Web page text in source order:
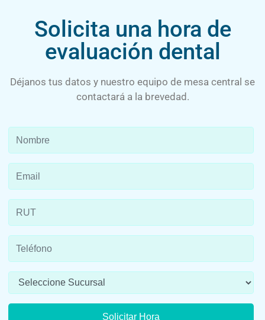
Solicita una hora de
evaluación dental
Déjanos tus datos y nuestro equipo de mesa central se
contactará a la brevedad.